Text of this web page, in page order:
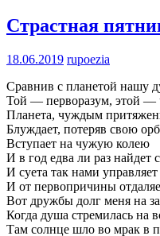
Страстная
18.06.2019 rupoezia
Сравнив с планетой нашу
Той — перворазум, этой —
Планета, чуждым
Блуждает, потеряв свою
Вступает на чужую колею
И в год едва ли раз найдет
И суета так нами
И от первопричины
Вот дружбы долг меня на
Когда душа стремилась на
Там солнце шло во мрак в